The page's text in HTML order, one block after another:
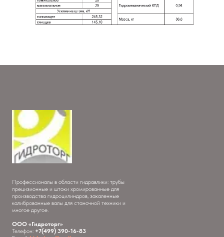
Профессионалы в области гидравлики: трубы
прецизионные и штоки хромированные для
производства гидроцилиндров, закаленные
калиброванные валы для станочной техники и
многое другое.
ООО «Гидроторг»
Телефон: +7(499) 390-16-83